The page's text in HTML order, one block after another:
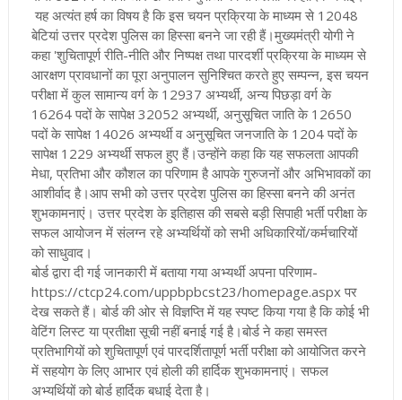
यह अत्यंत हर्ष का विषय है कि इस चयन प्रक्रिया के माध्यम से 12048
बेटियां उत्तर प्रदेश पुलिस का हिस्सा बनने जा रही हैं।मुख्यमंत्री योगी ने
कहा 'शुचितापूर्ण रीति-नीति और निष्पक्ष तथा पारदर्शी प्रक्रिया के माध्यम से
आरक्षण प्रावधानों का पूरा अनुपालन सुनिश्चित करते हुए सम्पन्न, इस चयन
परीक्षा में कुल सामान्य वर्ग के 12937 अभ्यर्थी, अन्य पिछड़ा वर्ग के
16264 पदों के सापेक्ष 32052 अभ्यर्थी, अनुसूचित जाति के 12650
पदों के सापेक्ष 14026 अभ्यर्थी व अनुसूचित जनजाति के 1204 पदों के
सापेक्ष 1229 अभ्यर्थी सफल हुए हैं।उन्होंने कहा कि यह सफलता आपकी
मेधा, प्रतिभा और कौशल का परिणाम है आपके गुरुजनों और अभिभावकों का
आशीर्वाद है।आप सभी को उत्तर प्रदेश पुलिस का हिस्सा बनने की अनंत
शुभकामनाएं। उत्तर प्रदेश के इतिहास की सबसे बड़ी सिपाही भर्ती परीक्षा के
सफल आयोजन में संलग्न रहे अभ्यर्थियों को सभी अधिकारियों/कर्मचारियों
को साधुवाद।
बोर्ड द्वारा दी गई जानकारी में बताया गया अभ्यर्थी अपना परिणाम-
https://ctcp24.com/uppbpbcst23/homepage.aspx पर
देख सकते हैं। बोर्ड की ओर से विज्ञप्ति में यह स्पष्ट किया गया है कि कोई भी
वेटिंग लिस्ट या प्रतीक्षा सूची नहीं बनाई गई है।बोर्ड ने कहा समस्त
प्रतिभागियों को शुचितापूर्ण एवं पारदर्शितापूर्ण भर्ती परीक्षा को आयोजित करने
में सहयोग के लिए आभार एवं होली की हार्दिक शुभकामनाएं। सफल
अभ्यर्थियों को बोर्ड हार्दिक बधाई देता है।